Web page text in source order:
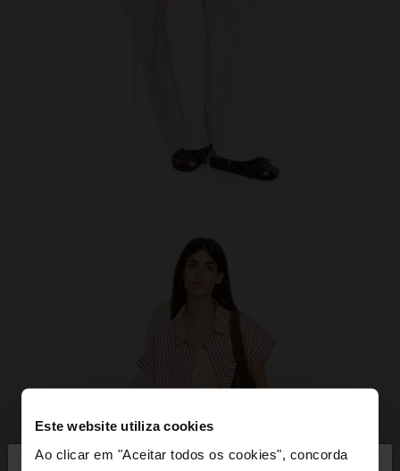
Este website utiliza cookies
Ao clicar em "Aceitar todos os cookies", concorda